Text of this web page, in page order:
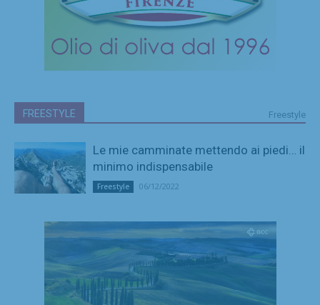
FREESTYLE Freestyle
Le mie camminate mettendo ai piedi… il
minimo indispensabile
Freestyle 06/12/2022